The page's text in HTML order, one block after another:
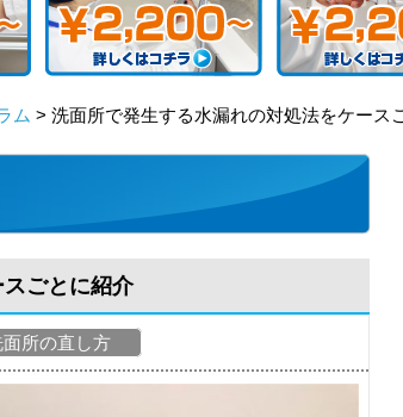
ム > 洗面所で発生する水漏れの対処法をケース
ごとに紹介
面所の直し方